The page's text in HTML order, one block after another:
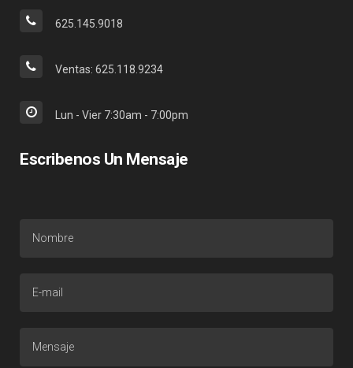
625.145.9018
Ventas: 625.118.9234
Lun - Vier 7:30am - 7:00pm
Escribenos Un Mensaje